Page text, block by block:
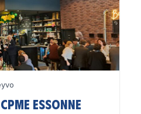
Essonne